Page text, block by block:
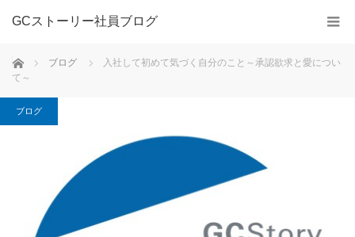
GCストーリー社員ブログ
ホーム ブログ
入社して初めて気づく自分のこと～承認欲求と愛につい
て～
ブログ